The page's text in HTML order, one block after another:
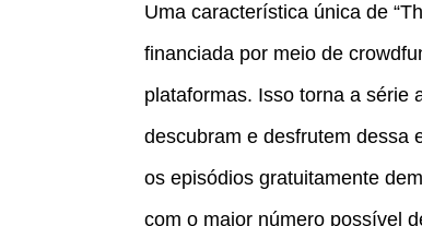
Uma característica única de
financiada por meio de
plataformas. Isso torna a série
descubram e desfrutem dessa
os episódios gratuitamente
com o maior número possível